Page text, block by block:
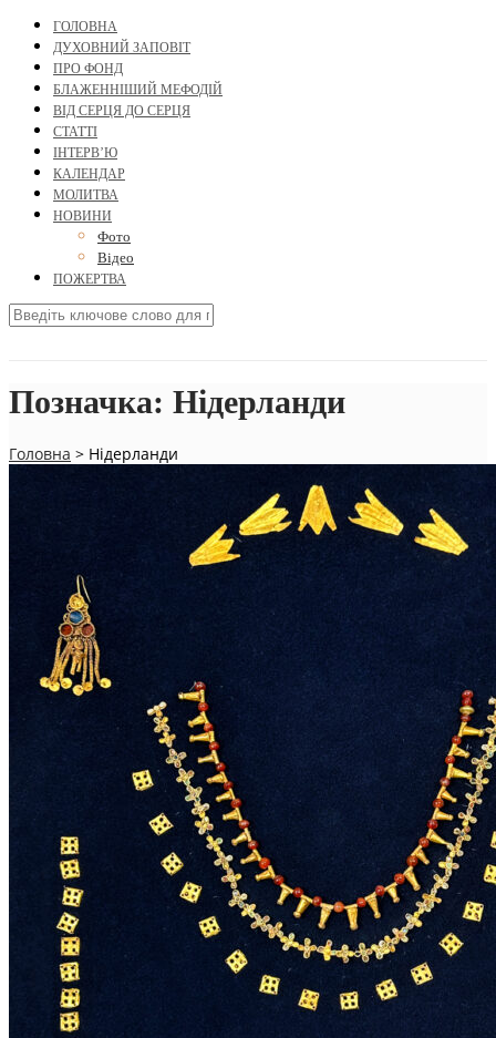
ГОЛОВНА
ДУХОВНИЙ ЗАПОВІТ
ПРО ФОНД
БЛАЖЕННІШИЙ МЕФОДІЙ
ВІД СЕРЦЯ ДО СЕРЦЯ
СТАТТІ
ІНТЕРВ’Ю
КАЛЕНДАР
МОЛИТВА
НОВИНИ
Фото
Відео
ПОЖЕРТВА
Позначка: Нідерланди
Головна > Нідерланди